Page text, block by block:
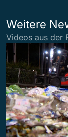
Weitere
Videos aus der